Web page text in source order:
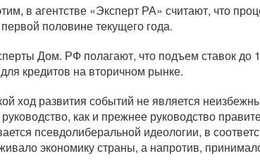
в агентстве «Эксперт РА» считают, что
половине текущего года.
Дом. РФ полагают, что подъем ставок до
кредитов на вторичном рынке.
ход развития событий не является
руководство, как и прежнее руководство
псевдолиберальной идеологии, в
экономику страны, а напротив,